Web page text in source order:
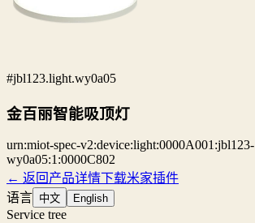
#jbl123.light.wy0a05
金百丽智能吸顶灯
urn:miot-spec-v2:device:light:0000A001:jbl123-
wy0a05:1:0000C802
← 返回产品详情下载米家插件
语言 中文 English
Service tree